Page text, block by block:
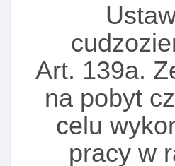
Art. 139a.
na pobyt
celu
pracy w
Art. 88. Forma
Art. 89. Delegacja
Rozdział 3. Cofanie I
Art. 90. Przesłanki
Art. 91. Przesłanki
Art. 92. Właściwość